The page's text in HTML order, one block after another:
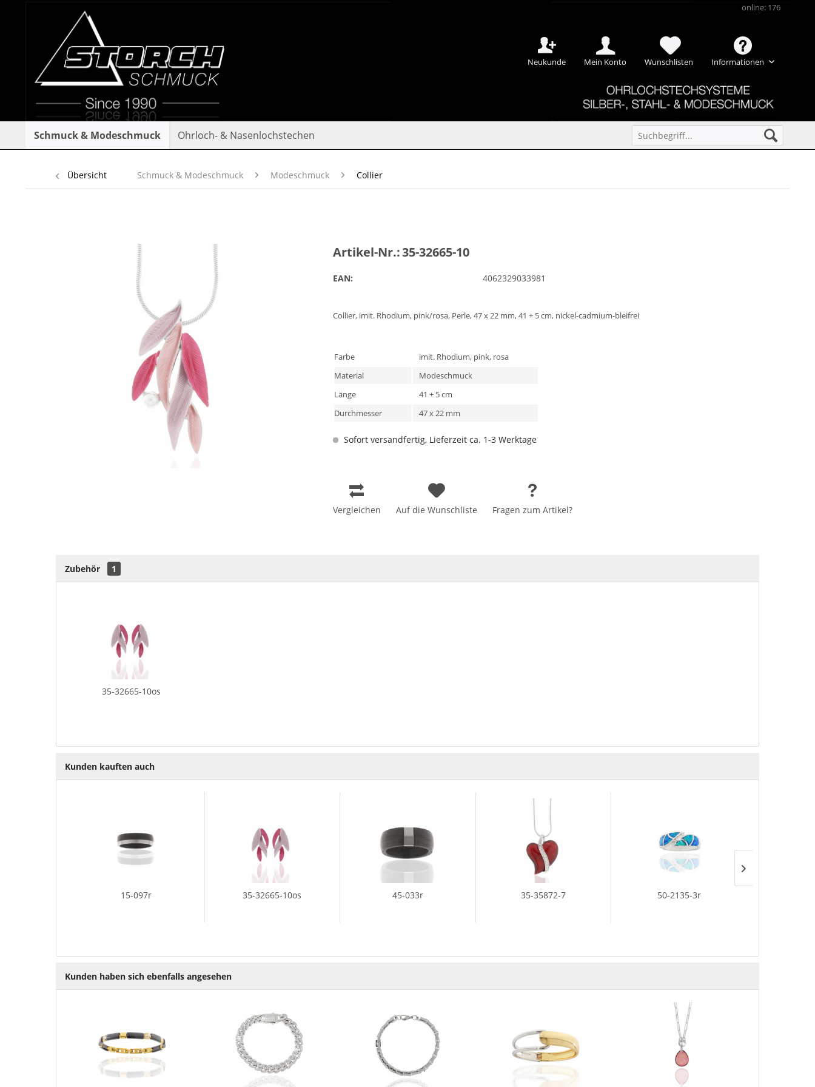
Neukunde Mein Konto Wunschlisten Informationen
online: 176
Schmuck & Modeschmuck Ohrloch- & Nasenlochstechen
Übersicht Schmuck & Modeschmuck Modeschmuck Collier
Artikel-Nr.:35-32665-10
EAN: 4062329033981
Collier, imit. Rhodium, pink/rosa, Perle, 47 x 22 mm, 41 + 5 cm, nickel-cadmium-bleifrei
Farbe
imit. Rhodium, pink, rosa
Material
Modeschmuck
Länge
41 + 5 cm
Durchmesser
47 x 22 mm
Sofort versandfertig, Lieferzeit ca. 1-3 Werktage
Vergleichen Auf die Wunschliste Fragen zum Artikel?
Zubehör 1
35-32665-10os
Kunden kauften auch
15-097r 35-32665-10os 45-033r 35-35872-7 50-2135-3r
Kunden haben sich ebenfalls angesehen